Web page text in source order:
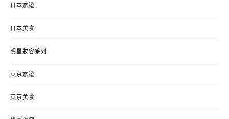
日本旅遊
日本美食
明星妝容系列
東京旅遊
東京美食